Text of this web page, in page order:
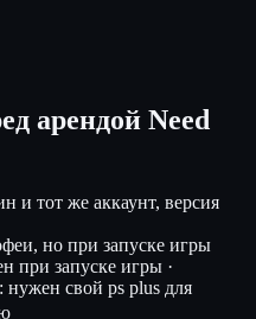
арендой Need
и тот же аккаунт, версия
но при запуске игры
при запуске игры ·
нужен свой ps plus для